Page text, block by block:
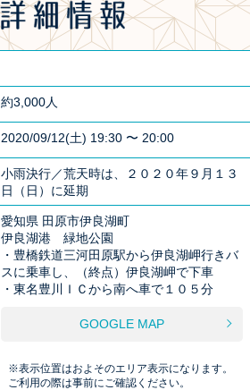
約3,000人
2020/09/12(土) 19:30 〜 20:00
小雨決行／荒天時は、２０２０年９月１３
日（日）に延期
愛知県 田原市伊良湖町
伊良湖港 緑地公園
・豊橋鉄道三河田原駅から伊良湖岬行きバ
スに乗車し、（終点）伊良湖岬で下車
・東名豊川ＩＣから南へ車で１０５分
GOOGLE MAP
※表示位置はおよそのエリア表示になります。
ご利用の際は事前にご確認ください。